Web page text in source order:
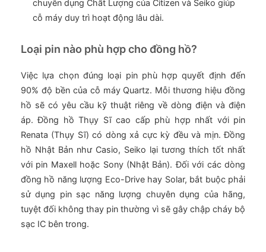
chuyên dụng Chất Lượng của Citizen và Seiko giúp
cỗ máy duy trì hoạt động lâu dài.
Loại pin nào phù hợp cho đồng hồ?
Việc lựa chọn đúng loại pin phù hợp quyết định đến
90% độ bền của cỗ máy Quartz. Mỗi thương hiệu đồng
hồ sẽ có yêu cầu kỹ thuật riêng về dòng điện và điện
áp. Đồng hồ Thụy Sĩ cao cấp phù hợp nhất với pin
Renata (Thụy Sĩ) có dòng xả cực kỳ đều và mịn. Đồng
hồ Nhật Bản như Casio, Seiko lại tương thích tốt nhất
với pin Maxell hoặc Sony (Nhật Bản). Đối với các dòng
đồng hồ năng lượng Eco-Drive hay Solar, bắt buộc phải
sử dụng pin sạc năng lượng chuyên dụng của hãng,
tuyệt đối không thay pin thường vì sẽ gây chập cháy bộ
sạc IC bên trong.